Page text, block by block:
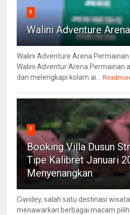
8
Walini Adventure
Walini Adventure Arena Permainan
Walini Adventur Arena Permainan
dan melengkapi kolam ai...
9
Booking Villa Dusun
Tipe Kalibret Januari
Menyenangkan
Ciwidey, salah satu destinasi
menawarkan berbagai macam